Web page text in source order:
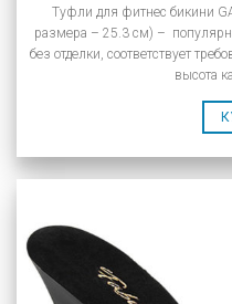
Туфли для фитнес бикини
размера – 25.3 см) –
без отделки, соответствует
высота